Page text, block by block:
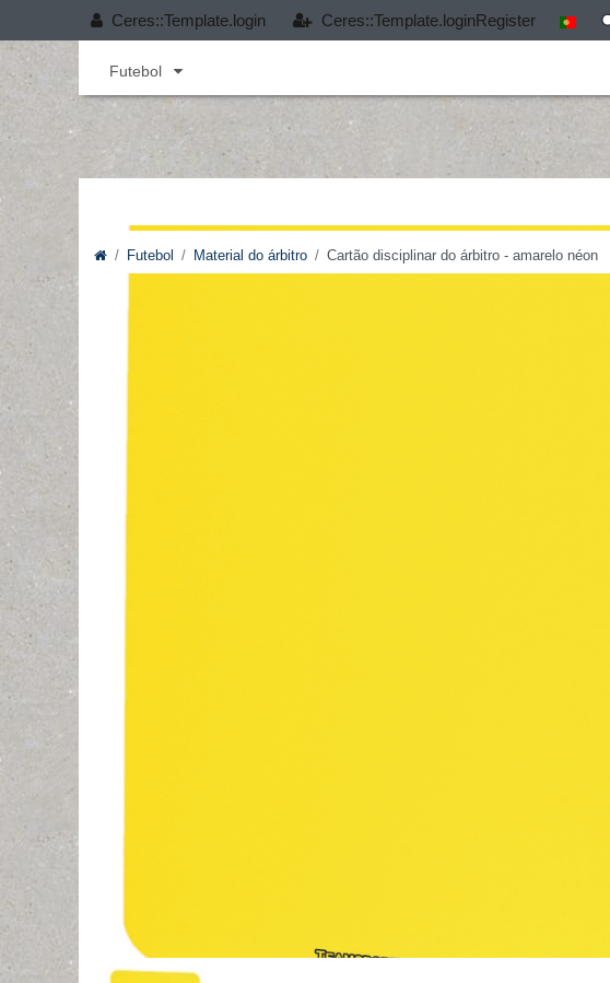
Ceres::Template.login Ceres::Template.loginRegister
Andebol Cobertura T-PRO Desporto infantil Fitness
Futebol
Futebol Material do árbitro Cartão disciplinar do árbitro - amarelo néon